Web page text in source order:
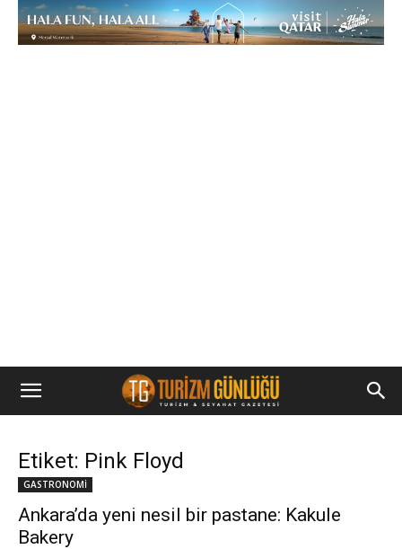
Etiket: Pink Floyd
GASTRONOMİ
Ankara’da yeni nesil bir pastane: Kakule
Bakery